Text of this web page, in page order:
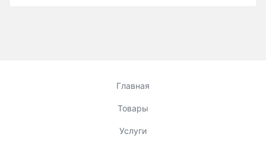
Главная
Товары
Услуги